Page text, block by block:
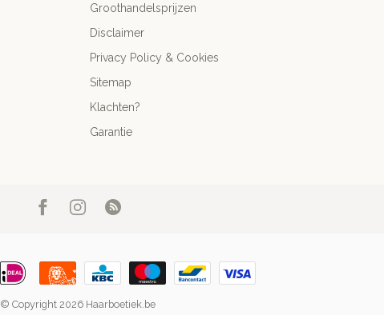
Groothandelsprijzen
Disclaimer
Privacy Policy & Cookies
Sitemap
Klachten?
Garantie
© Copyright 2026 Haarboetiek.be